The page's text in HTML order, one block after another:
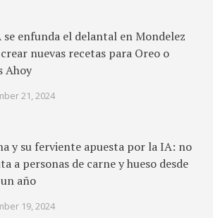
se enfunda el delantal en Mondelez
nuevas recetas para Oreo o
Ahoy
21, 2024
y su ferviente apuesta por la IA: no
a personas de carne y hueso desde
año
19, 2024